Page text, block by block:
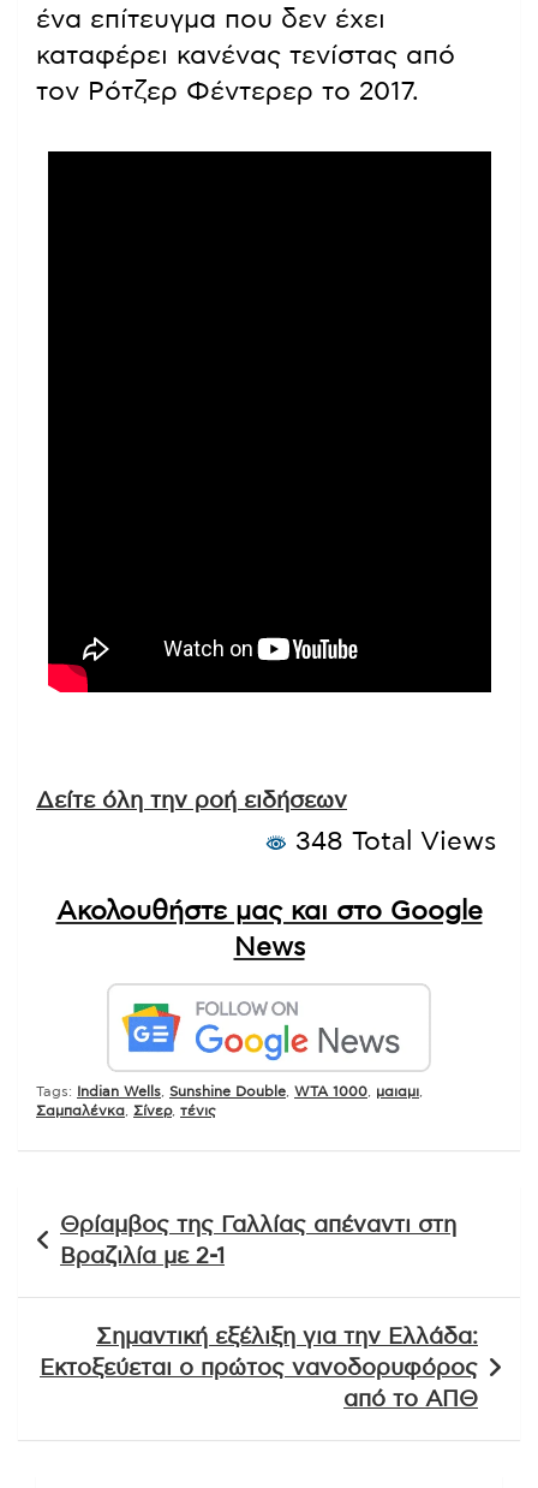
ένα επίτευγμα που δεν έχει
καταφέρει κανένας τενίστας από
τον Ρότζερ Φέντερερ το 2017.
Δείτε όλη την ροή ειδήσεων
348 Total Views
Ακολουθήστε μας και στο Google
News
Tags: Indian Wells Sunshine Double WTA 1000 μαιαμι
Σαμπαλένκα
Σίνερ, τένις
άρθρων
Θρίαμβος της Γαλλίας απέναντι στη
Βραζιλία με 2-1
Σημαντική εξέλιξη για την Ελλάδα:
Εκτοξεύεται ο πρώτος νανοδορυφόρος
από το ΑΠΘ